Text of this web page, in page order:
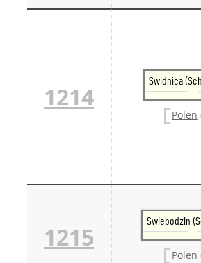
1214
Swidnica
Polen
1215
Swiebodzin
Polen